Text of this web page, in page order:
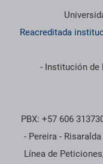
Reacreditada
- Institución de
PBX: +57 606
- Pereira -
Línea de